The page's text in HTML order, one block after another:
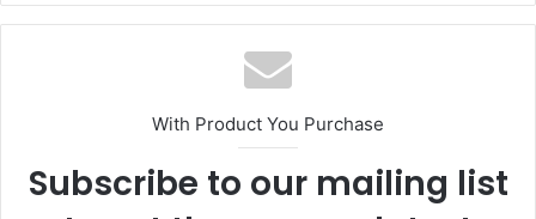
With Product You Purchase
Subscribe to our mailing list